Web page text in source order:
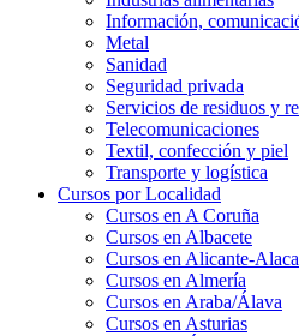
Información,
Metal
Sanidad
Seguridad privada
Servicios de residuos y
Telecomunicaciones
Textil, confección y piel
Transporte y logística
Cursos por Localidad
Cursos en A Coruña
Cursos en Albacete
Cursos en Alicante-
Cursos en Almería
Cursos en Araba/Álava
Cursos en Asturias